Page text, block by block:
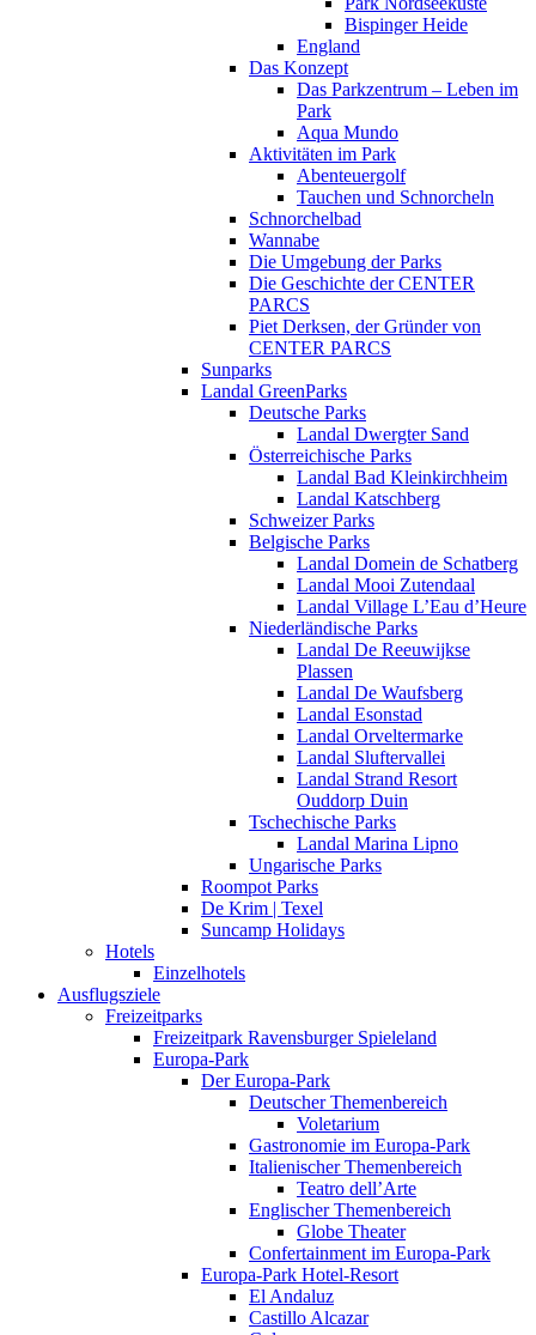
Bispinger Heide
England
Das Konzept
Das Parkzentrum – Leben im
Park
Aqua Mundo
Aktivitäten im Park
Abenteuergolf
Tauchen und Schnorcheln
Schnorchelbad
Wannabe
Die Umgebung der Parks
Die Geschichte der CENTER
PARCS
Piet Derksen, der Gründer von
CENTER PARCS
Sunparks
Landal GreenParks
Deutsche Parks
Landal Dwergter Sand
Österreichische Parks
Landal Bad Kleinkirchheim
Landal Katschberg
Schweizer Parks
Belgische Parks
Landal Domein de Schatberg
Landal Mooi Zutendaal
Landal Village L’Eau d’Heure
Niederländische Parks
Landal De Reeuwijkse
Plassen
Landal De Waufsberg
Landal Esonstad
Landal Orveltermarke
Landal Sluftervallei
Landal Strand Resort
Ouddorp Duin
Tschechische Parks
Landal Marina Lipno
Ungarische Parks
Roompot Parks
De Krim | Texel
Suncamp Holidays
Hotels
Einzelhotels
Ausflugsziele
Freizeitparks
Freizeitpark Ravensburger Spieleland
Europa-Park
Der Europa-Park
Deutscher Themenbereich
Voletarium
Gastronomie im Europa-Park
Italienischer Themenbereich
Teatro dell’Arte
Englischer Themenbereich
Globe Theater
Confertainment im Europa-Park
Europa-Park Hotel-Resort
El Andaluz
Castillo Alcazar